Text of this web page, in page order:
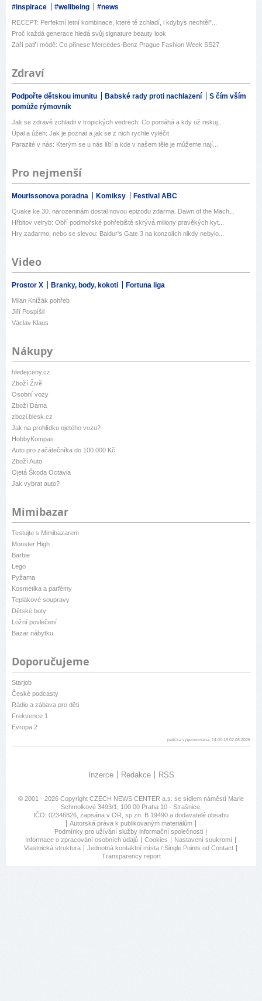
#inspirace #wellbeing #news
RECEPT: Perfektní letní kombinace, které tě zchladí, i kdybys nechtěl*...
Proč každá generace hledá svůj signature beauty look
Září patří módě: Co přinese Mercedes-Benz Prague Fashion Week SS27
Zdraví
Podpořte dětskou imunitu Babské rady proti nachlazení
S čím vším
pomůže rýmovník
Jak se zdravě zchladit v tropických vedrech: Co pomáhá a kdy už riskuj...
Úpal a úžeh: Jak je poznat a jak se z nich rychle vyléčit
Parazité v nás: Kterým se u nás líbí a kde v našem těle je můžeme nají...
Pro nejmenší
Mourissonova poradna Komiksy Festival ABC
Quake ke 30. narozeninám dostal novou epizodu zdarma. Dawn of the Mach...
Hřbitov velryb: Obří podmořské pohřebiště skrývá miliony pravěkých kyt...
Hry zadarmo, nebo se slevou: Baldur's Gate 3 na konzolích nikdy nebylo...
Video
Prostor X Branky, body, kokoti Fortuna liga
Milan Knížák pohřeb
Jiří Pospíšil
Václav Klaus
Nákupy
hledejceny.cz
Zboží Živě
Osobní vozy
Zboží Dáma
zbozi.blesk.cz
Jak na prohlídku ojetého vozu?
HobbyKompas
Auto pro začátečníka do 100 000 Kč
Zboží Auto
Ojetá Škoda Octavia
Jak vybrat auto?
Mimibazar
Testujte s Mimibazarem
Monster High
Barbie
Lego
Pyžama
Kosmetika a parfémy
Teplákové soupravy
Dětské boty
Ložní povlečení
Bazar nábytku
Doporučujeme
Starjob
České podcasty
Rádio a zábava pro děti
Frekvence 1
Evropa 2
patička vygenerovaná: 14:00:19 07.08.2026
Inzerce Redakce RSS
© 2001 - 2026 Copyright CZECH NEWS CENTER a.s. se sídlem náměstí Marie
Schmolkové 3493/1, 100 00 Praha 10 - Strašnice,
IČO: 02346826, zapsána v OR, sp.zn. B 19490 a dodavatelé obsahu
Autorská práva k publikovaným materiálům
Podmínky pro užívání služby informační společnosti
Informace o zpracování osobních údajů
Cookies
Nastavení soukromí
Vlastnická struktura
Jednotná kontaktní místa / Single Points od Contact
Transparency report